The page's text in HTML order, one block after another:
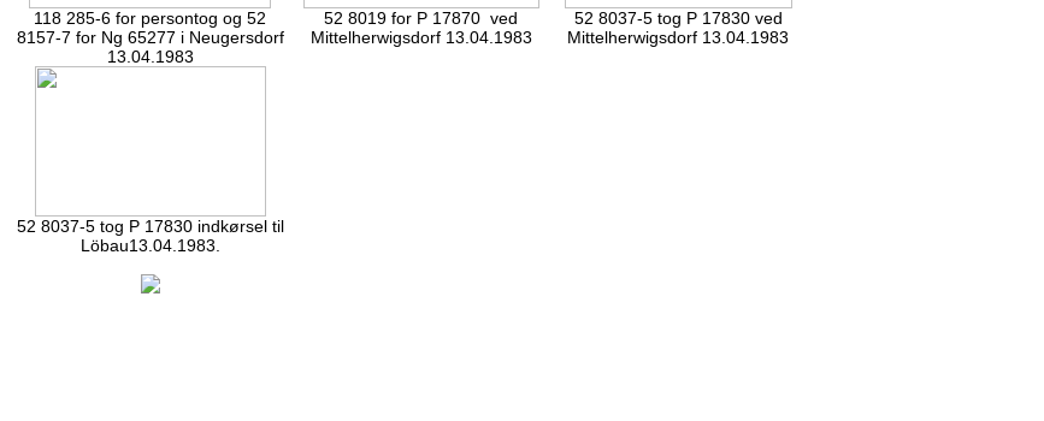
118 285-6 for persontog og 52
8157-7 for Ng 65277 i Neugersdorf
13.04.1983
52 8019 for P 17870 ved
Mittelherwigsdorf 13.04.1983
52 8037-5 tog P 17830 ved
Mittelherwigsdorf 13.04.1983
52 8037-5 tog P 17830 indkørsel til
Löbau13.04.1983.